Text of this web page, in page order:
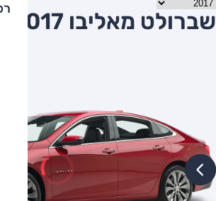
שברולט מאליבו 2017 יד שניה